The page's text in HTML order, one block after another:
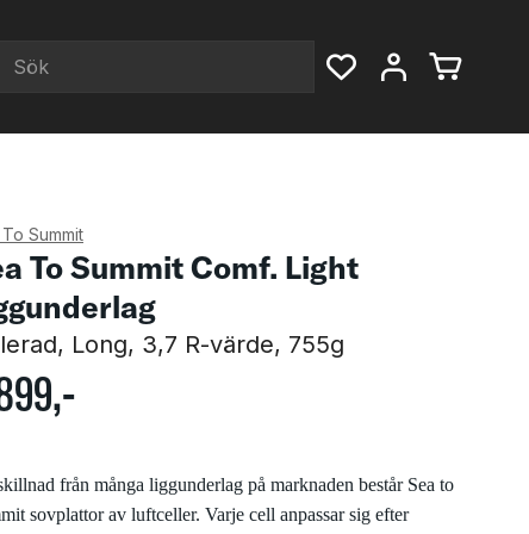
Summit
To Summit Comf. Light
Long, 3,7 R-värde, 755g
,-
från många liggunderlag på marknaden består Sea to
sovplattor av luftceller. Varje cell anpassar sig efter